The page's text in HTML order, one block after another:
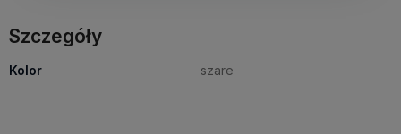
Szczegóły
Kolor szare